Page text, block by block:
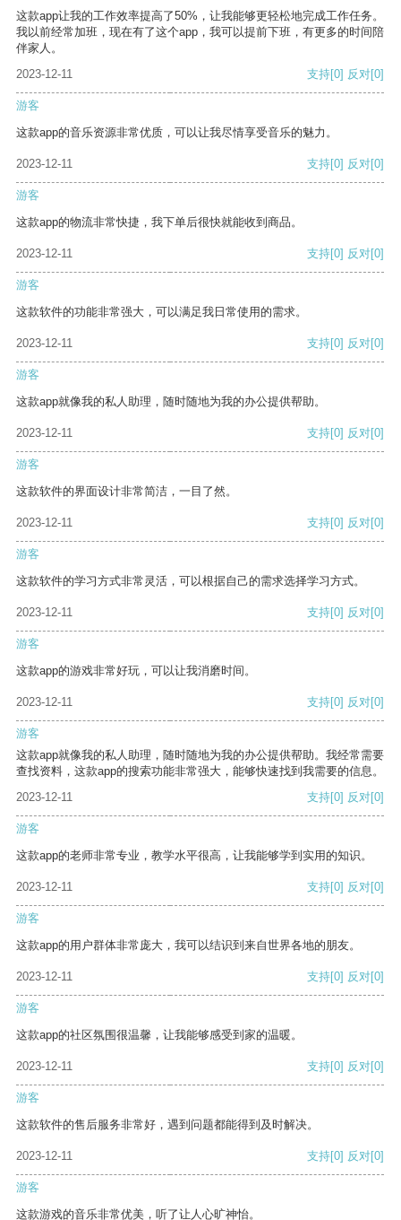
这款app让我的工作效率提高了50%，让我能够更轻松地完成工作任务。
我以前经常加班，现在有了这个app，我可以提前下班，有更多的时间陪
伴家人。
2023-12-11
支持[0] 反对[0]
游客
这款app的音乐资源非常优质，可以让我尽情享受音乐的魅力。
2023-12-11 支持[0] 反对[0]
游客
这款app的物流非常快捷，我下单后很快就能收到商品。
2023-12-11 支持[0] 反对[0]
游客
这款软件的功能非常强大，可以满足我日常使用的需求。
2023-12-11 支持[0] 反对[0]
游客
这款app就像我的私人助理，随时随地为我的办公提供帮助。
2023-12-11 支持[0] 反对[0]
游客
这款软件的界面设计非常简洁，一目了然。
2023-12-11 支持[0] 反对[0]
游客
这款软件的学习方式非常灵活，可以根据自己的需求选择学习方式。
2023-12-11 支持[0] 反对[0]
游客
这款app的游戏非常好玩，可以让我消磨时间。
2023-12-11 支持[0] 反对[0]
游客
这款app就像我的私人助理，随时随地为我的办公提供帮助。我经常需要
查找资料，这款app的搜索功能非常强大，能够快速找到我需要的信息。
2023-12-11
支持[0] 反对[0]
游客
这款app的老师非常专业，教学水平很高，让我能够学到实用的知识。
2023-12-11 支持[0] 反对[0]
游客
这款app的用户群体非常庞大，我可以结识到来自世界各地的朋友。
2023-12-11 支持[0] 反对[0]
游客
这款app的社区氛围很温馨，让我能够感受到家的温暖。
2023-12-11 支持[0] 反对[0]
游客
这款软件的售后服务非常好，遇到问题都能得到及时解决。
2023-12-11 支持[0] 反对[0]
游客
这款游戏的音乐非常优美，听了让人心旷神怡。